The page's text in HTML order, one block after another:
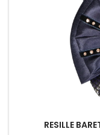
RESILLE